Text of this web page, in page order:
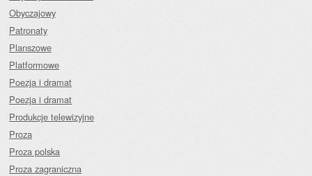
Obyczajowy
Patronaty
Planszowe
Platformowe
Poezja i dramat
Poezja i dramat
Produkcje telewizyjne
Proza
Proza polska
Proza zagraniczna